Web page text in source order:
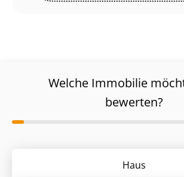
Welche Immobilie
bewerten?
Haus